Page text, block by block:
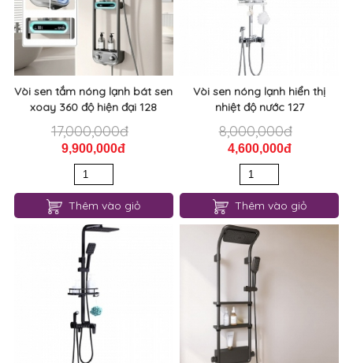
Vòi sen tắm nóng lạnh bát sen
xoay 360 độ hiện đại 128
17,000,000đ
9,900,000đ
Thêm vào giỏ
Vòi sen nóng lạnh hiển thị
nhiệt độ nước 127
8,000,000đ
4,600,000đ
Thêm vào giỏ